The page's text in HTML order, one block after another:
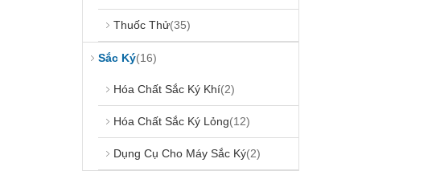
Thuốc Thử(35)
Sắc Ký(16)
Hóa Chất Sắc Ký Khí(2)
Hóa Chất Sắc Ký Lỏng(12)
Dụng Cụ Cho Máy Sắc Ký(2)